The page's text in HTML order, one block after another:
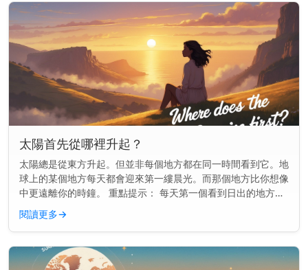
太陽首先從哪裡升起？
太陽總是從東方升起。但並非每個地方都在同一時間看到它。地
球上的某個地方每天都會迎來第一縷晨光。而那個地方比你想像
中更遠離你的時鐘。 重點提示： 每天第一個看到日出的地方通
常是一個名叫吉里巴斯的小島國，位於國際日期變更線附近。
地球如何決定誰...
閱讀更多→